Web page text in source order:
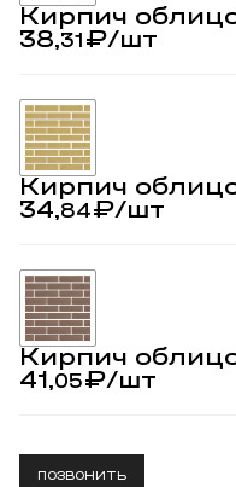
Кирпич
38,31 ₽/шт
Кирпич
34,84₽/шт
Кирпич
41,05₽/шт
ПОЗВОНИТЬ